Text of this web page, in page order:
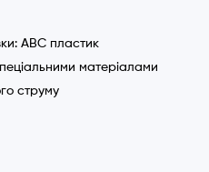
АВС пластик
матеріалами
струму